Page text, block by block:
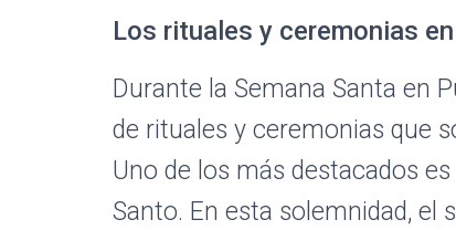
Los rituales y ceremonias
Durante la Semana Santa en
de rituales y ceremonias que
Uno de los más destacados
Santo. En esta solemnidad, el